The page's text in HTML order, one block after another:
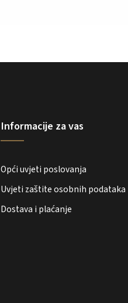
Informacije za vas
Opći uvjeti poslovanja
Uvjeti zaštite osobnih podataka
Dostava i plaćanje